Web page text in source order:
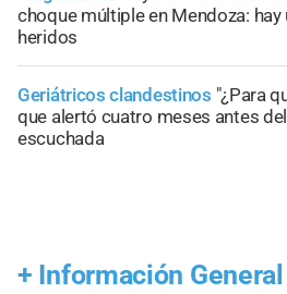
choque múltiple en Mendoza:
heridos
Geriátricos clandestinos "¿Para
que alertó cuatro meses antes
escuchada
+ Información General